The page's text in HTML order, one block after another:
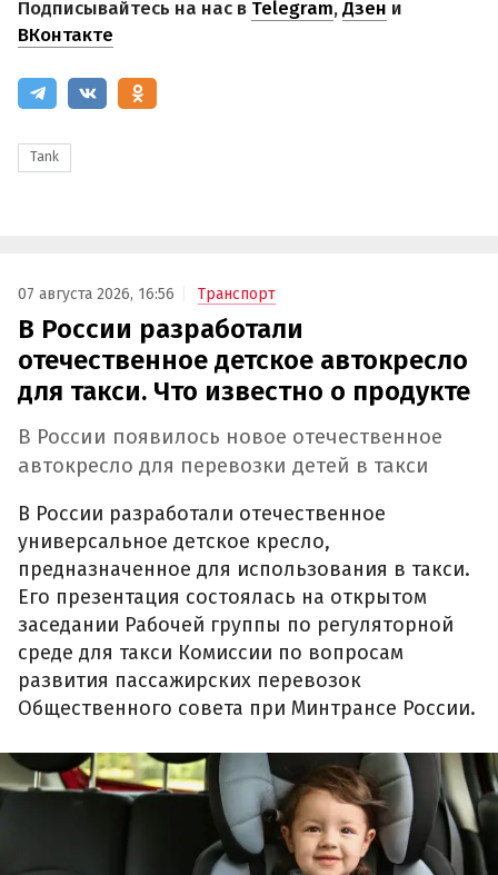
Подписывайтесь на нас в Telegram,Дзен и
ВКонтакте
Tank
07 августа 2026, 16:56 Транспорт
В России разработали
отечественное детское автокресло
для такси. Что известно о продукте
В России появилось новое отечественное
автокресло для перевозки детей в такси
В России разработали отечественное
универсальное детское кресло,
предназначенное для использования в такси.
Его презентация состоялась на открытом
заседании Рабочей группы по регуляторной
среде для такси Комиссии по вопросам
развития пассажирских перевозок
Общественного совета при Минтрансе России.